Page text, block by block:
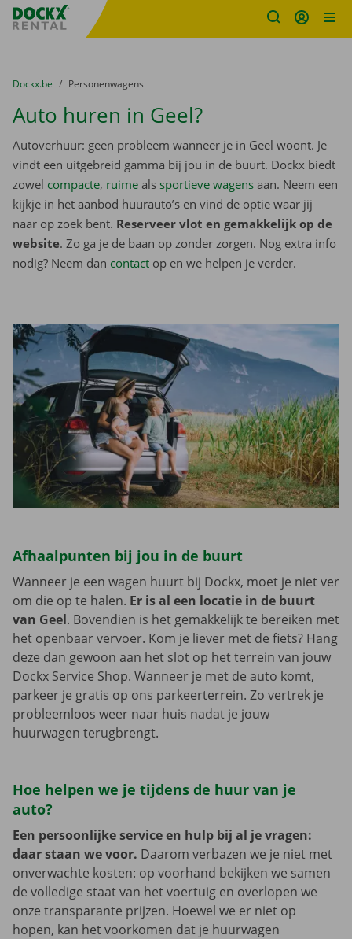
Fratello DEMO
U bevindt zich hier:
van
Dockx.be naar
Personenwagens
Auto huren in Geel?
Autoverhuur: geen probleem wanneer je in Geel woont. Je
vindt een uitgebreid gamma bij jou in de buurt. Dockx biedt
zowel compacte, ruime als sportieve wagens aan. Neem een
kijkje in het aanbod huurauto’s en vind de optie waar jij
naar op zoek bent. Reserveer vlot en gemakkelijk op de
website. Zo ga je de baan op zonder zorgen. Nog extra info
nodig? Neem dan contact op en we helpen je verder.
Afhaalpunten bij jou in de buurt
Wanneer je een wagen huurt bij Dockx, moet je niet ver
om die op te halen. Er is al een locatie in de buurt
van Geel. Bovendien is het gemakkelijk te bereiken met
het openbaar vervoer. Kom je liever met de fiets? Hang
deze dan gewoon aan het slot op het terrein van jouw
Dockx Service Shop. Wanneer je met de auto komt,
parkeer je gratis op ons parkeerterrein. Zo vertrek je
probleemloos weer naar huis nadat je jouw
huurwagen terugbrengt.
Hoe helpen we je tijdens de huur van je
auto?
Een persoonlijke service en hulp bij al je vragen:
daar staan we voor. Daarom verbazen we je niet met
onverwachte kosten: op voorhand bekijken we samen
de volledige staat van het voertuig en overlopen we
onze transparante prijzen. Hoewel we er niet op
hopen, kan het voorkomen dat je huurwagen